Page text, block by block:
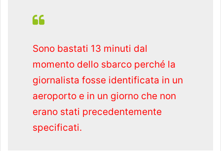
Sono bastati 13 minuti dal
momento dello sbarco perché la
giornalista fosse identificata in un
aeroporto e in un giorno che non
erano stati precedentemente
specificati.